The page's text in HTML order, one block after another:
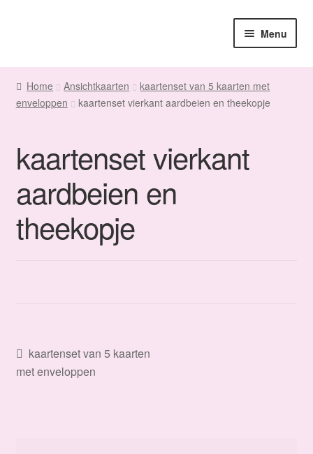
navigatie
inhoud
Menu
Home
Sanne
Fanmail
Home Ansichtkaarten
kaartenset van 5 kaarten met
enveloppen
kaartenset vierkant aardbeien en theekopje
kaartenset vierkant
aardbeien en
theekopje
Bericht
navigatie
Vorig
bericht:
kaartenset van 5 kaarten
met enveloppen